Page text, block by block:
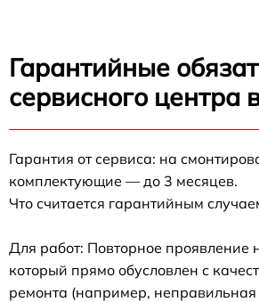
Гарантийные
сервисного центра
Гарантия от сервиса: на
комплектующие — до 3 месяцев.
Что считается гарантийным
Для работ: Повторное проявление
который прямо обусловлен с
ремонта (например, неправильная